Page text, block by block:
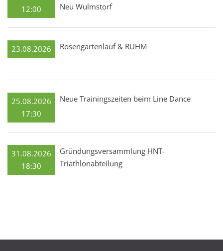
12:00
Neu Wulmstorf
23.08.2026 Rosengartenlauf & RUHM
25.08.2026
17:30
Neue Trainingszeiten beim Line Dance
31.08.2026
18:30
Gründungsversammlung HNT-
Triathlonabteilung